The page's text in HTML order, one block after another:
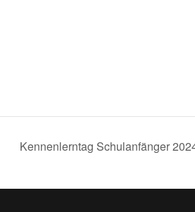
Kennenlerntag Schulanfänger